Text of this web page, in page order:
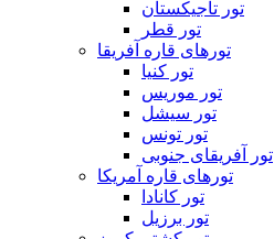
تور تاجیکستان
تور قطر
تورهای قاره آفریقا
تور کنیا
تور موریس
تور سیشل
تور تونس
تور آفریقای جنوبی
تورهای قاره آمریکا
تور کانادا
تور برزیل